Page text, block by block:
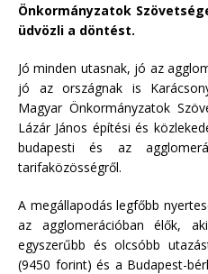
Önkormányzatok
üdvözli a döntést.
Jó minden utasnak, jó az
jó az országnak is
Magyar Önkormányzatok
Lázár János építési és
budapesti és az
tarifaközösségről.
A megállapodás legfőbb
az agglomerációban élők,
egyszerűbb és olcsóbb
(9450 forint) és a Budapest-